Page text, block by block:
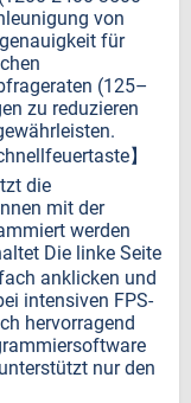
von
für
(125–
zu reduzieren
】
die
mit der
werden
Die linke Seite
anklicken und
intensiven FPS-
hervorragend
nur den